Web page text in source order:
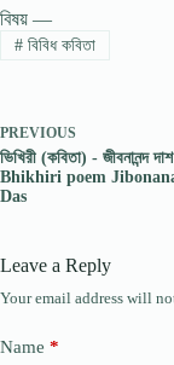
বিষয় —
#বিবিধ কবিতা
PREVIOUS
ভিখিরী (কবিতা) - জীবনানন্দ দাশ
Bhikhiri poem
Das
Leave a Reply
Your email address will
Name *